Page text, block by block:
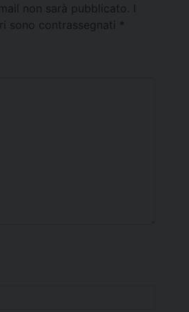
non sarà pubblicato.
sono contrassegnati *